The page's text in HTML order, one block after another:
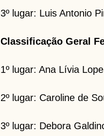
3º lugar: Luis Antonio
Classificação Geral
1º lugar: Ana Lívia
2º lugar: Caroline de
3º lugar: Debora